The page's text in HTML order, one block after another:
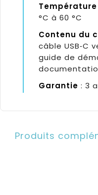
°C à 60 °C
Contenu du
câble USB‑C
guide de
Garantie : 3
Produits